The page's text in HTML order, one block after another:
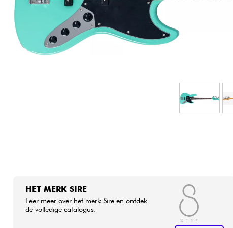
HET MERK SIRE
Leer meer over het merk Sire en ontdek
de volledige catalogus.